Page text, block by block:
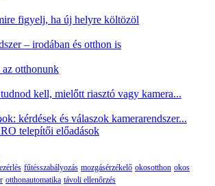
figyelj, ha új helyre költözöl
– irodában és otthon is
otthonunk
kell, mielőtt riasztó vagy kamera...
kérdések és válaszok kamerarendszer...
telepítői előadások
fűtésszabályozás mozgásérzékelő okosotthon okos
otthonautomatika távoli ellenőrzés